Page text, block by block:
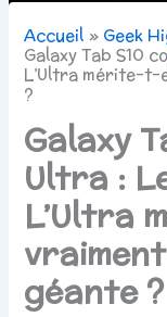
Accueil
Geek
Galaxy Tab S10
L’Ultra mérite-t-
?
Galaxy
Ultra :
L’Ultra
géante ?